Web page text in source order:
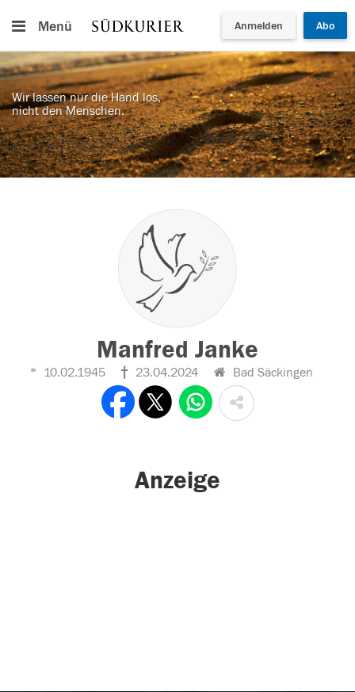
Menü Anmelden Abo
Wir lassen nur die Hand los,
nicht den Menschen.
Manfred Janke
10.02.1945 23.04.2024 Bad Säckingen
Anzeige